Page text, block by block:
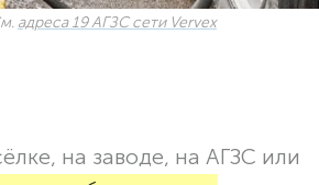
адреса 19 АГЗС сети Vervex
на заводе, на АГЗС или